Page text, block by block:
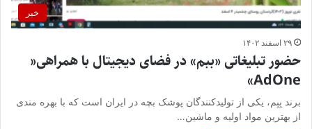
خبر
۲۹ اسفند ۱۴۰۲
حضور تبلیغاتی «ببم» در فضای دیجیتال با همراهی«
AdOne»
برند بِبِم، یکی از تولیدکنندگان پوشک بچه در ایران است که با بهره مندی
از بهترین مواد اولیه و ماشین…